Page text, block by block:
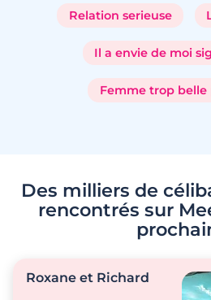
3 minutes
5 week-ends détente
amoureux
Relation serieuse
Il a envie de moi
Femme trop belle
Des milliers de
rencontrés sur
Roxane et Richard